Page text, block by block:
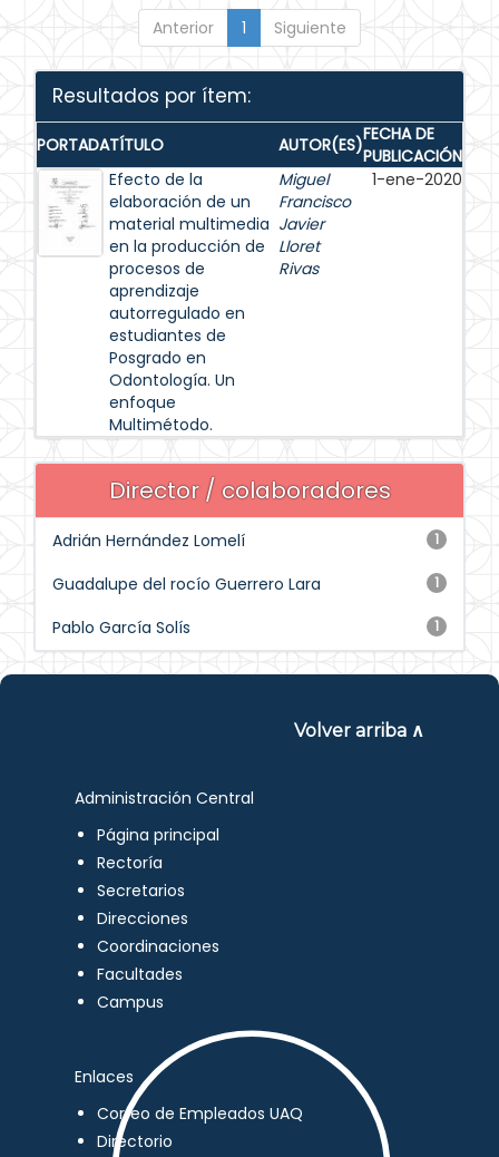
Anterior 1 Siguiente
Resultados por ítem:
PORTADATÍTULO AUTOR(ES)FECHA DE
PUBLICACIÓN
Efecto de la
elaboración de un
material multimedia
en la producción de
procesos de
aprendizaje
autorregulado en
estudiantes de
Posgrado en
Odontología. Un
enfoque
Multimétodo.
Miguel
Francisco
Javier
Lloret
Rivas
1-ene-2020
Director / colaboradores
1
Adrián Hernández Lomelí
1
Guadalupe del rocío Guerrero Lara
1
Pablo García Solís
Volver arriba ∧
Administración Central
Página principal
Rectoría
Secretarios
Direcciones
Coordinaciones
Facultades
Campus
Enlaces
Correo de Empleados UAQ
Directorio